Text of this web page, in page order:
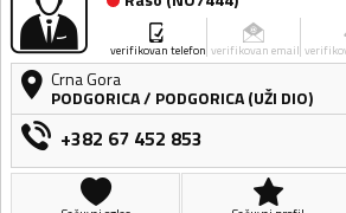
verifikovan telefon verifikovan email
Crna Gora
PODGORICA/ PODGORICA (UŽI DIO)
+382 67 452 853